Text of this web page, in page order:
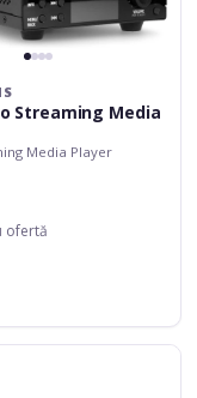
Streaming Media
Media Player
ofertă